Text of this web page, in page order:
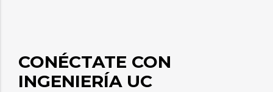
CONÉCTATE CON
INGENIERÍA UC